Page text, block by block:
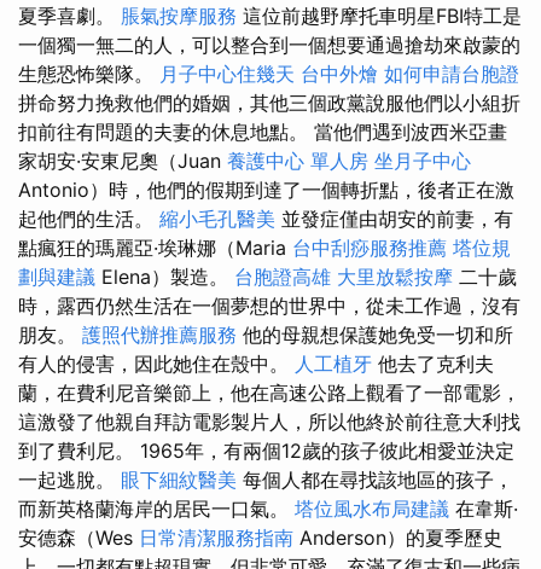
夏季喜劇。 脹氣按摩服務 這位前越野摩托車明星FBI特工是
一個獨一無二的人，可以整合到一個想要通過搶劫來啟蒙的
生態恐怖樂隊。 月子中心住幾天 台中外燴 如何申請台胞證
拼命努力挽救他們的婚姻，其他三個政黨說服他們以小組折
扣前往有問題的夫妻的休息地點。 當他們遇到波西米亞畫
家胡安·安東尼奧（Juan 養護中心 單人房 坐月子中心
Antonio）時，他們的假期到達了一個轉折點，後者正在激
起他們的生活。 縮小毛孔醫美 並發症僅由胡安的前妻，有
點瘋狂的瑪麗亞·埃琳娜（Maria 台中刮痧服務推薦 塔位規
劃與建議 Elena）製造。 台胞證高雄 大里放鬆按摩 二十歲
時，露西仍然生活在一個夢想的世界中，從未工作過，沒有
朋友。 護照代辦推薦服務 他的母親想保護她免受一切和所
有人的侵害，因此她住在殼中。 人工植牙 他去了克利夫
蘭，在費利尼音樂節上，他在高速公路上觀看了一部電影，
這激發了他親自拜訪電影製片人，所以他終於前往意大利找
到了費利尼。 1965年，有兩個12歲的孩子彼此相愛並決定
一起逃脫。 眼下細紋醫美 每個人都在尋找該地區的孩子，
而新英格蘭海岸的居民一口氣。 塔位風水布局建議 在韋斯·
安德森（Wes 日常清潔服務指南 Anderson）的夏季歷史